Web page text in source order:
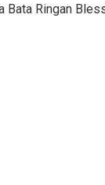
Ringan